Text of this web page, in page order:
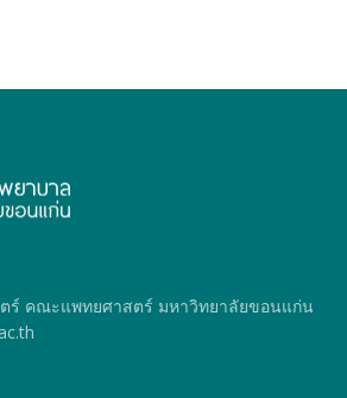
ร์ คณะแพทยศาสตร์ มหาวิทยาลัยขอนแก่น